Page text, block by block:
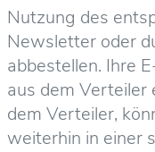
Nutzung des
Newsletter oder
abbestellen. Ihre
aus dem Verteiler
dem Verteiler,
weiterhin in einer